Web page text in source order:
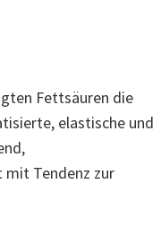
Fettsäuren die
elastische und
mit Tendenz zur